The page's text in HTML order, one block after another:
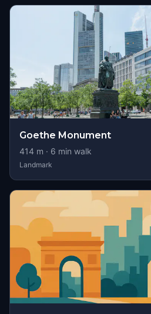
Goethe Monument
414 m · 6 min walk
Landmark